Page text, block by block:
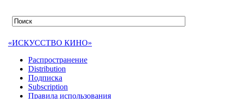
«ИСКУССТВО КИНО»
Распространение
Distribution
Подписка
Subscription
Правила использования